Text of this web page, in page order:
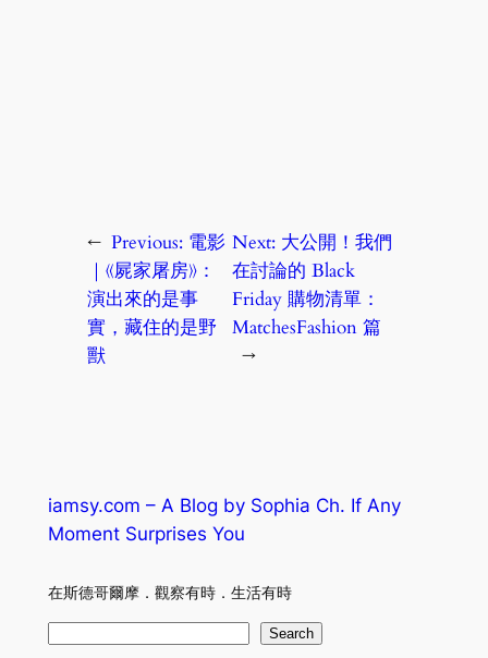
← Previous: 電影
｜《屍家屠房》：
演出來的是事
實，藏住的是野
獸
Next: 大公開！我們
在討論的 Black
Friday 購物清單：
MatchesFashion 篇
→
iamsy.com – A Blog by Sophia Ch. If Any
Moment Surprises You
在斯德哥爾摩．觀察有時．生活有時
Search